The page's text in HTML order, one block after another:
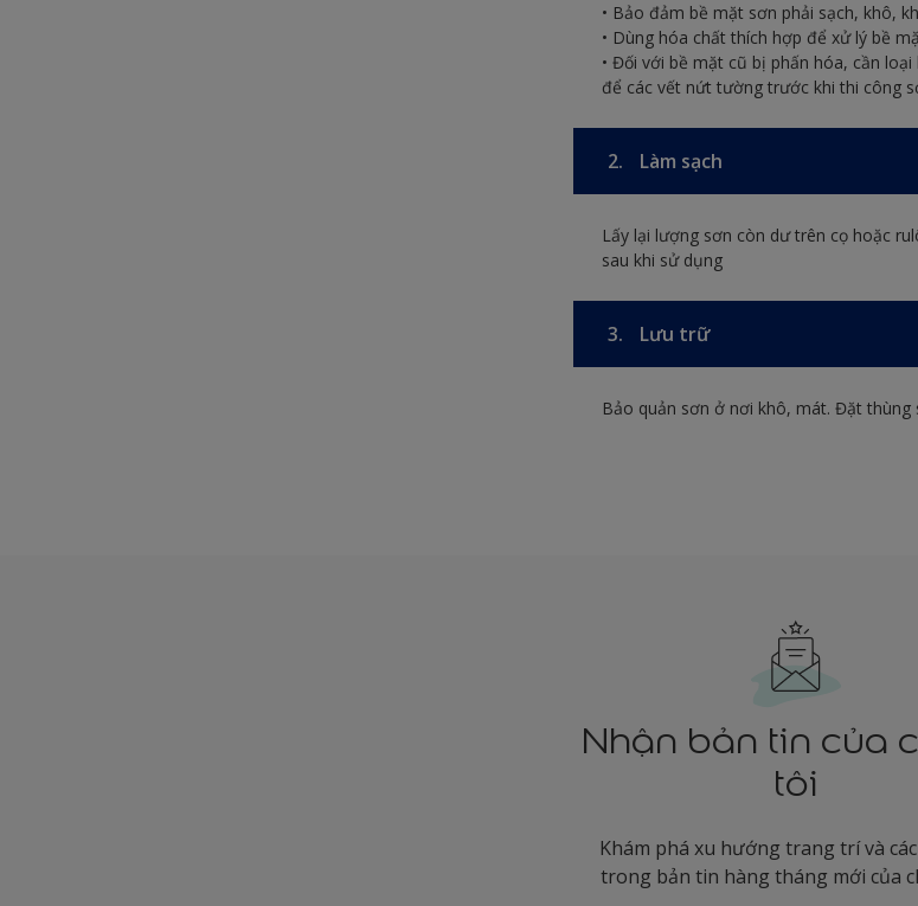
• Bảo đảm bề mặt sơn phải sạch, khô,
• Dùng hóa chất thích hợp để xử lý bề
• Đối với bề mặt cũ bị phấn hóa, cần
để các vết nứt tường trước khi thi công
2. Làm sạch
Lấy lại lượng sơn còn dư trên cọ hoặc
sau khi sử dụng
3. Lưu trữ
Bảo quản sơn ở nơi khô, mát. Đặt
Nhận bản tin của
tôi
Khám phá xu hướng trang trí và
trong bản tin hàng tháng mới của